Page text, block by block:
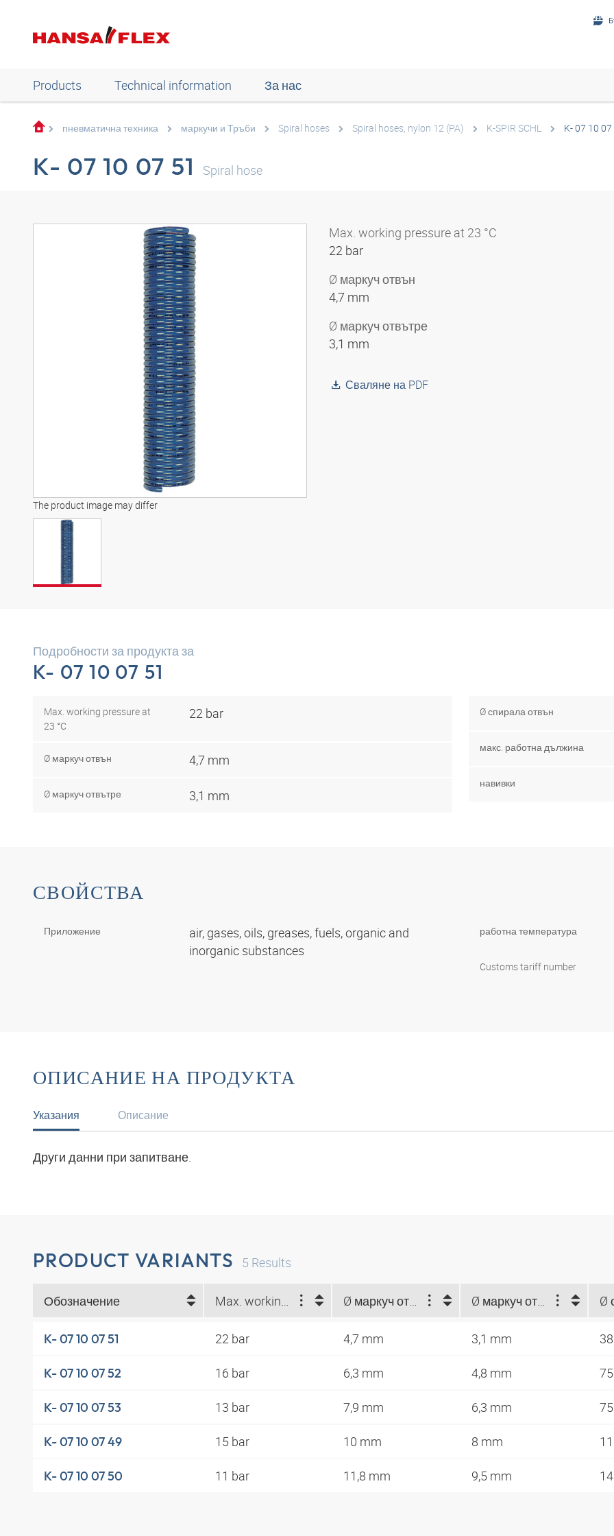
Products Technical information За нас
пневматична техника маркучи и Тръби Spiral hoses Spiral hoses, nylon 12 (PA) K-SPIR SCHL K- 07 10
K- 07 10 07 51 Spiral hose
The product image may differ
Max. working pressure at 23 °C
22 bar
Ø маркуч отвън
4,7 mm
Ø маркуч отвътре
3,1 mm
Сваляне на PDF
Подробности за продукта за
K- 07 10 07 51
Max. working pressure at
23 °C
22 bar
Ø маркуч отвън 4,7 mm
Ø маркуч отвътре 3,1 mm
Ø спирала отвън
макс. работна дължина
навивки
СВОЙСТВА
Приложение
air, gases, oils, greases, fuels, organic and
inorganic substances
работна температура
Customs tariff number
ОПИСАНИЕ НА ПРОДУКТА
Указания
Други данни при запитване.
Описание
PRODUCT VARIANTS 5 Results
Обозначение Max. working pressure at 23 °C (bar) Ø маркуч отвън (mm) Ø маркуч отвътре (mm)
K- 07 10 07 51 22 bar 4,7 mm 3,1 mm
K- 07 10 07 52 16 bar 6,3 mm 4,8 mm
K- 07 10 07 53 13 bar 7,9 mm 6,3 mm
K- 07 10 07 49 15 bar 10 mm 8 mm
K- 07 10 07 50 11 bar 11,8 mm 9,5 mm